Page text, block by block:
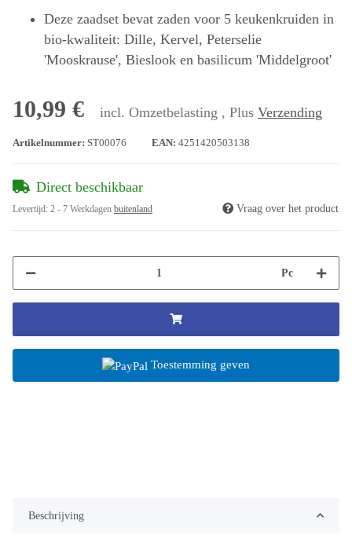
Deze zaadset bevat zaden voor 5 keukenkruiden in
bio-kwaliteit: Dille, Kervel, Peterselie
'Mooskrause', Bieslook en basilicum 'Middelgroot'
10,99 € incl. Omzetbelasting , Plus Verzending
Artikelnummer: ST00076 EAN: 4251420503138
Direct beschikbaar
Levertijd: 2 - 7 Werkdagen buitenland Vraag over het product
Pc
Toestemming geven
Beschrijving